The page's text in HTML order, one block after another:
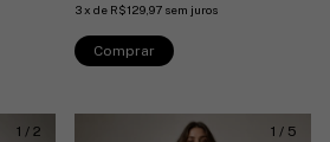
3x de R$129,97 sem juros
Comprar
1 / 2 1 / 5